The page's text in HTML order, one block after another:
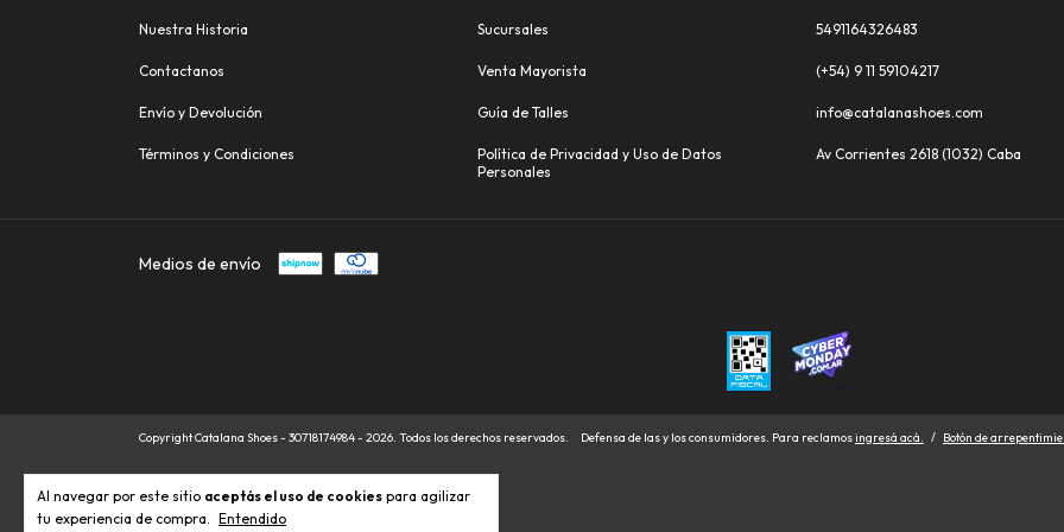
Al navegar por este sitio aceptás el uso de cookies para agilizar
tu experiencia de compra. Entendido
Nuestra Historia
Contactanos
Envío y Devolución
Términos y Condiciones
Sucursales
Venta Mayorista
Guía de Talles
Política de Privacidad y Uso de Datos
Personales
5491164326483
(+54) 9 11 59104217
info@catalanashoes.com
Av Corrientes 2618 (1032) Caba
Medios de envío
Copyright Catalana Shoes - 30718174984 - 2026. Todos los derechos reservados. Defensa de las y los consumidores. Para reclamosingresá acá. / Botón de